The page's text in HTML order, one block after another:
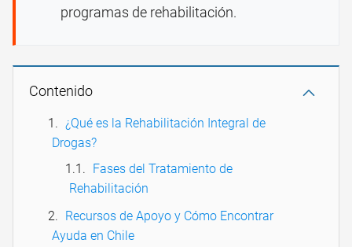
programas de rehabilitación.
Contenido
¿Qué es la Rehabilitación Integral de
Drogas?
Fases del Tratamiento de
Rehabilitación
Recursos de Apoyo y Cómo Encontrar
Ayuda en Chile